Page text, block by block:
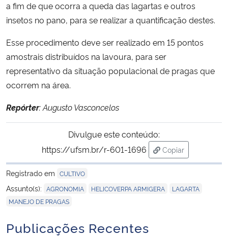
a fim de que ocorra a queda das lagartas e outros
insetos no pano, para se realizar a quantificação destes.
Esse procedimento deve ser realizado em 15 pontos
amostrais distribuídos na lavoura, para ser
representativo da situação populacional de pragas que
ocorrem na área.
Repórter: Augusto Vasconcelos
Divulgue este conteúdo:
https://ufsm.br/r-601-1696
Copiar
para área de
Registrado em CULTIVO
Assunto(s): AGRONOMIA HELICOVERPA ARMIGERA LAGARTA
MANEJO DE PRAGAS
Publicações Recentes